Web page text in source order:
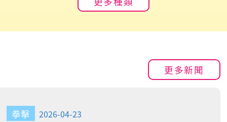
更多新聞
拳擊 2026-04-23